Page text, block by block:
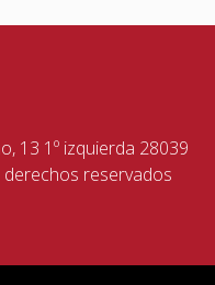
13 1º izquierda 28039
reservados